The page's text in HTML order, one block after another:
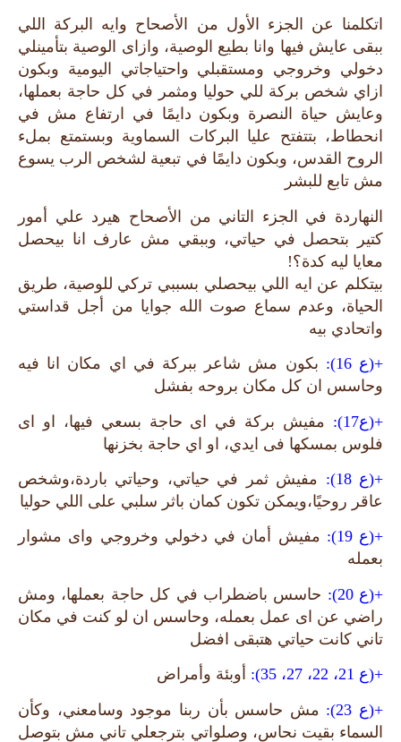
اتكلمنا عن الجزء الأول من الأصحاح وايه البركة اللي
ببقى عايش فيها وانا بطيع الوصية، وازاى الوصية بتأمينلي
دخولي وخروجي ومستقبلي واحتياجاتي اليومية وبكون
ازاي شخص بركة للي حوليا ومثمر في كل حاجة بعملها،
وعايش حياة النصرة وبكون دايمًا في ارتفاع مش في
انحطاط، بتتفتح عليا البركات السماوية وبستمتع بملء
الروح القدس، وبكون دايمًا في تبعية لشخص الرب يسوع
مش تابع للبشر
النهاردة في الجزء التاني من الأصحاح هيرد علي أمور
كتير بتحصل في حياتي، وببقي مش عارف انا بيحصل
معايا ليه كدة؟!
بيتكلم عن ايه اللي بيحصلي بسببي تركي للوصية، طريق
الحياة، وعدم سماع صوت الله جوايا من أجل قداستي
واتحادي بيه
+(ع 16):
بكون مش شاعر ببركة في اي مكان انا فيه
وحاسس ان كل مكان بروحه بفشل
+(ع17):
مفيش بركة في اى حاجة بسعي فيها، او اى
فلوس بمسكها فى ايدي، او اي حاجة بخزنها
+(ع 18):
مفيش ثمر في حياتي، وحياتي باردة،وشخص
عاقر روحيًا،ويمكن تكون كمان باثر سلبي على اللي حوليا
+(ع 19):
مفيش أمان في دخولي وخروجي واى مشوار
بعمله
+(ع 20):
حاسس باضطراب في كل حاجة بعملها، ومش
راضي عن اى عمل بعمله، وحاسس ان لو كنت في مكان
تاني كانت حياتي هتبقى افضل
+(ع 21، 22، 27، 35):
أوبئة وأمراض
+(ع 23):
مش حاسس بأن ربنا موجود وسامعني، وكأن
السماء بقيت نحاس، وصلواتي بترجعلي تاني مش بتوصل